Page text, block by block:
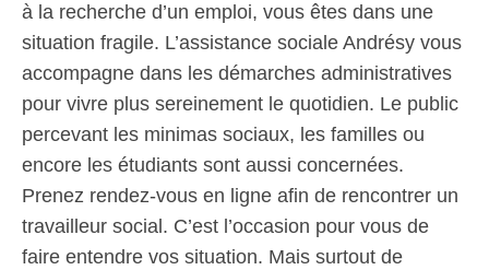
à la recherche d’un emploi, vous êtes dans une
situation fragile. L’assistance sociale Andrésy vous
accompagne dans les démarches administratives
pour vivre plus sereinement le quotidien. Le public
percevant les minimas sociaux, les familles ou
encore les étudiants sont aussi concernées.
Prenez rendez-vous en ligne afin de rencontrer un
travailleur social. C’est l’occasion pour vous de
faire entendre vos situation. Mais surtout de